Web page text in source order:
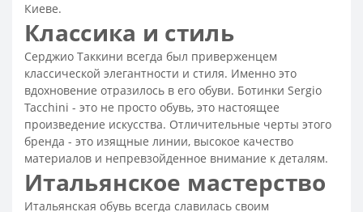
Зимние мужские ботинки на молнии
Ботинки зимние мужские
Кожаные ботинки на шнуровке мужские
Кожаные ботинки мужские
Спортивные туфли мужские
Классические замшевые туфли мужские
Классические коричневые мужские туфли
Мужская полуклассическая обувь
Туфли мужские кожаные классические от польских
производителей
Киеве.
Классика и стиль
Серджио Таккини всегда был приверженцем
классической элегантности и стиля. Именно это
вдохновение отразилось в его обуви. Ботинки Sergio
Tacchini - это не просто обувь, это настоящее
произведение искусства. Отличительные черты этого
бренда - это изящные линии, высокое качество
материалов и непревзойденное внимание к деталям.
Итальянское мастерство
Итальянская обувь всегда славилась своим